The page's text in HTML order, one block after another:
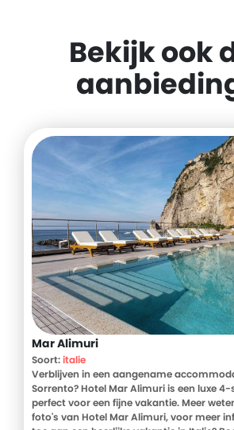
Bekijk ook
Mar Alimuri
Soort:italie
Verblijven in een aangename
Sorrento? Hotel Mar Alimuri is een luxe
perfect voor een fijne vakantie. Meer
foto's van Hotel Mar Alimuri, voor meer